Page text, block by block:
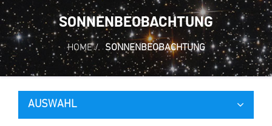
SONNENBEOBACHTUNG
HOME / SONNENBEOBACHTUNG
AUSWAHL